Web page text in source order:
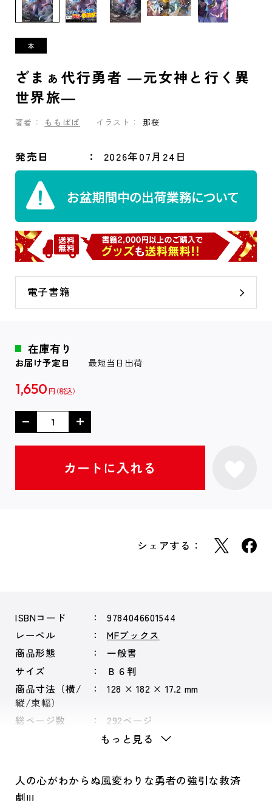
ざまぁ代行勇者 ―元女神と行く異
世界旅―
著者： ももぱぱ イラスト： 那桜
発売日 2026年07月24日
電子書籍
在庫有り
お届け予定日 最短当日出荷
1,650 円
シェアする：
ISBNコード
9784046601544
レーベル
MFブックス
商品形態
一般書
サイズ
Ｂ６判
商品寸法（横/
縦/束幅）
128 × 182 × 17.2 mm
総ページ数 292ページ
もっと見る
人の心がわからぬ風変わりな勇者の強引な救済
劇!!!